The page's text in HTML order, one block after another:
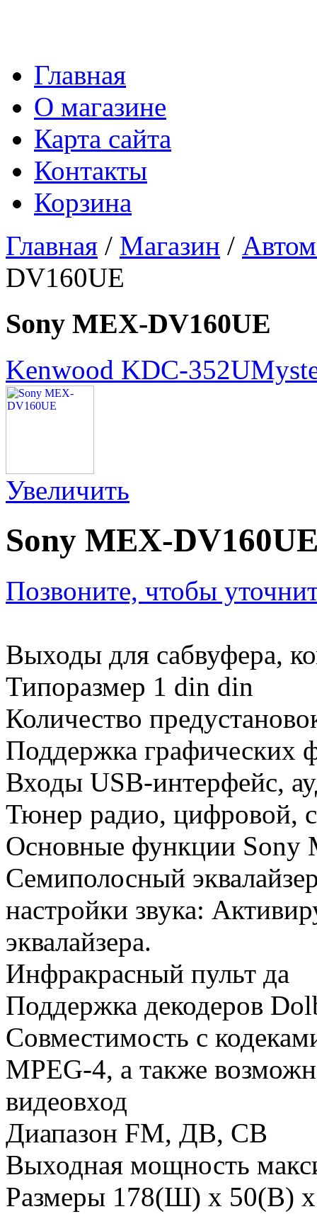
Главная
О магазине
Карта сайта
Контакты
Корзина
Главная / Магазин /
DV160UE
Sony MEX-DV160UE
Kenwood KDC-352U
Увеличить
Sony MEX-
Позвоните, чтобы
Выходы для сабвуфера,
Типоразмер 1 din din
Количество
Поддержка графических
Входы USB-интерфейс,
Тюнер радио, цифровой,
Основные функции Sony
Семиполосный
настройки звука:
эквалайзера.
Инфракрасный пульт да
Поддержка декодеров
Совместимость с
MPEG-4, а также
видеовход
Диапазон FM, ДВ, СВ
Выходная мощность
Размеры 178(Ш) x 50(В)